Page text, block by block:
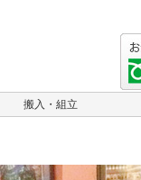
搬入・組立